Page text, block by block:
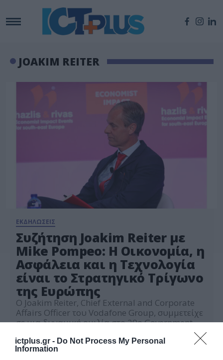
ictplus.gr - Do Not Process My Personal
Information
JOAKIM REITER
ΕΚΔΗΛΩΣΕΙΣ
Συζήτηση Joakim Reiter με
Mike Pompeo: H Οικονομία, η
Ασφάλεια και η Τεχνολογία
είναι το Στρατηγικό Τρίγωνο
της Ευρώπης
Ο Joakim Reiter, Chief External and Corporate
Affairs Officer του Vodafone Group, συμμετείχε
σε μια δυναμική ομιλία στο 29ο Government
υπογραμμίζοντας τη ζωτική σημασία της
ανθεκτικότητας, της οικονομικής στρατηγικής